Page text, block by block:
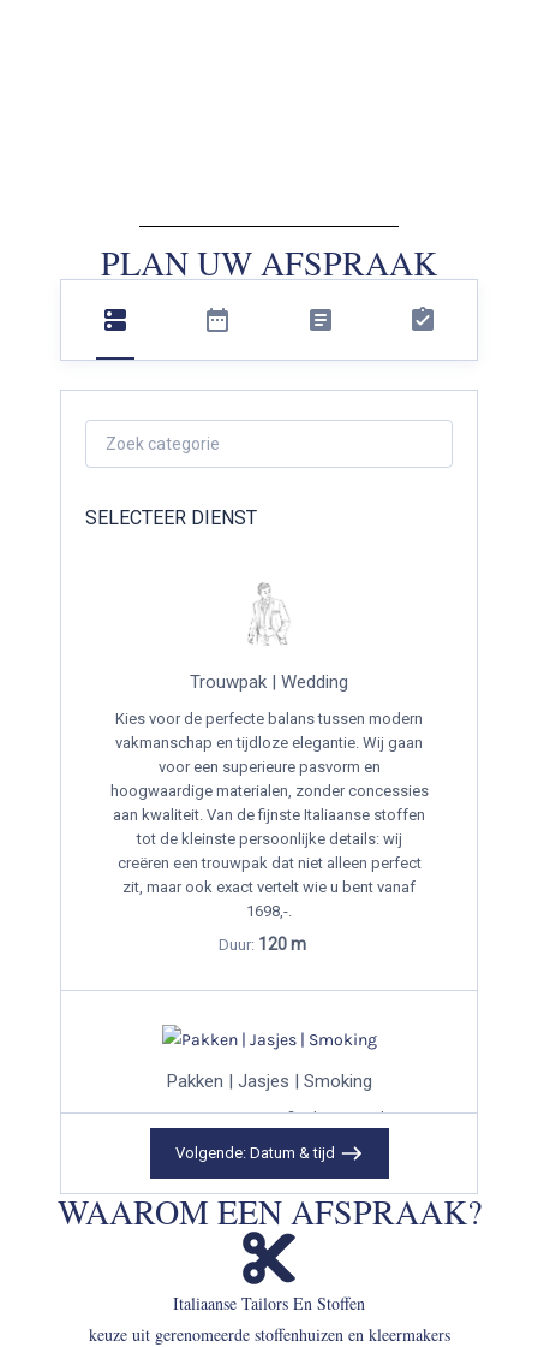
PLAN UW AFSPRAAK
SELECTEER DIENST
Trouwpak | Wedding
Kies voor de perfecte balans tussen modern
vakmanschap en tijdloze elegantie. Wij gaan
voor een superieure pasvorm en
hoogwaardige materialen, zonder concessies
aan kwaliteit. Van de fijnste Italiaanse stoffen
tot de kleinste persoonlijke details: wij
creëren een trouwpak dat niet alleen perfect
zit, maar ook exact vertelt wie u bent vanaf
1698,-.
Duur: 120 m
Pakken | Jasjes | Smoking
Dit niveau staat voor verfijnd maatwerk van
hoog niveau. U kiest uit een exclusieve
selectie hoogwaardige stoffen, volledig
afgestemd op uw wensen en draagmoment.
Afhankelijk van uw voorkeur wordt uw pak
deels of volledig handgemaakt, met
uitzonderlijk vakmanschap en oog voor detail.
De mogelijkheden voor personalisatie zijn
vrijwel eindeloos, the sky is the limit. Levertijd
in 4-8 weken, vanaf 1498,- .
Volgende: Datum & tijd
WAAROM EEN AFSPRAAK?
Italiaanse Tailors En Stoffen
keuze uit gerenomeerde stoffenhuizen en kleermakers